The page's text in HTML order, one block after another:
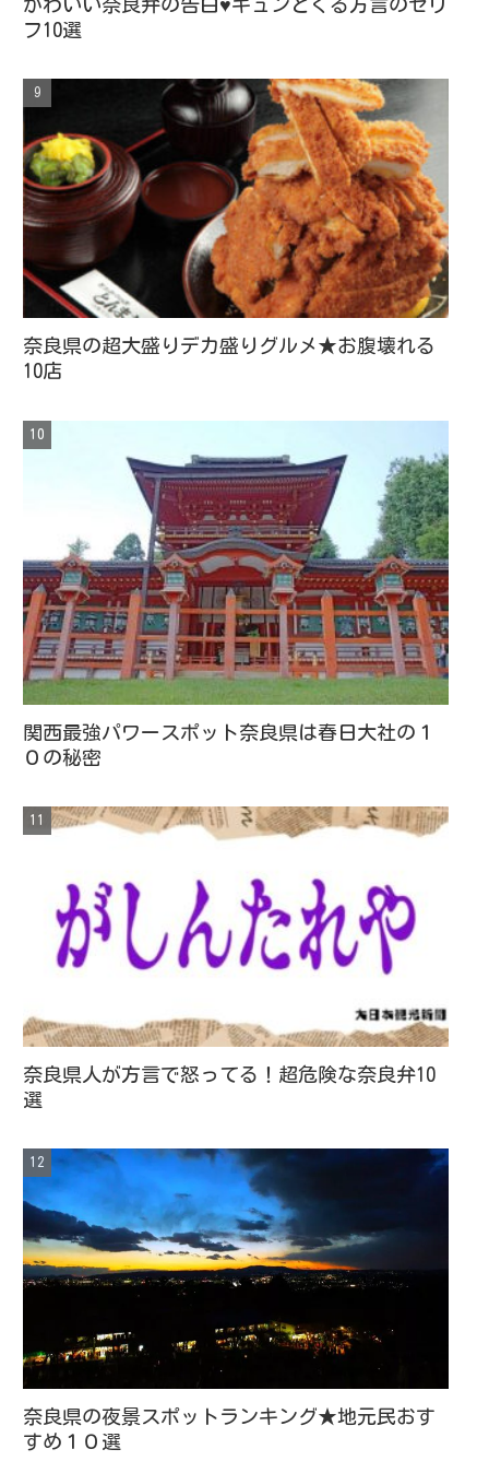
フ10選
奈良県の超大盛りデカ盛りグルメ★お腹壊れる
10店
関西最強パワースポット奈良県は春日大社の１
０の秘密
奈良県人が方言で怒ってる！超危険な奈良弁10
選
奈良県の夜景スポットランキング★地元民おす
すめ１０選